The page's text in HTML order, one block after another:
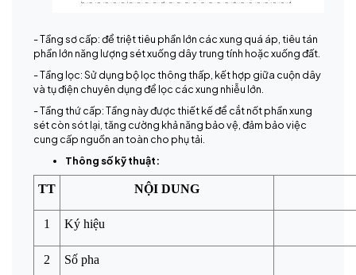
- Tầng sơ cấp: để triệt tiêu phần lớn các xung quá áp, tiêu tán
phần lớn năng lượng sét xuống dây trung tính hoặc xuống đất.
- Tầng lọc: Sử dụng bộ lọc thông thấp, kết hợp giữa cuộn dây
và tụ điện chuyên dụng để lọc các xung nhiễu lớn.
- Tầng thứ cấp: Tầng này được thiết kế để cắt nốt phần xung
sét còn sót lại, tăng cường khả năng bảo vệ, đảm bảo việc
cung cấp nguồn an toàn cho phụ tải.
Thông số kỹ thuật:
TT NỘI DUNG
1 Ký hiệu
2 Số pha